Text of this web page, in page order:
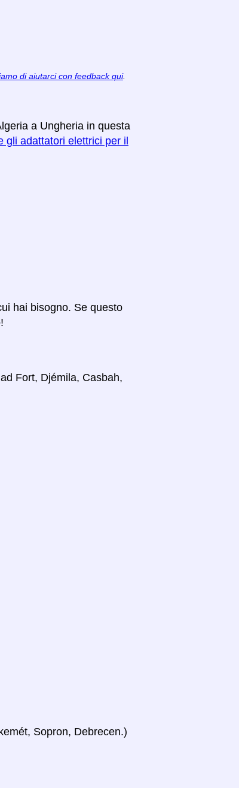
di aiutarci con feedback qui.
a Ungheria in questa
gli adattatori elettrici per il
hai bisogno. Se questo
Fort, Djémila, Casbah,
Sopron, Debrecen.)